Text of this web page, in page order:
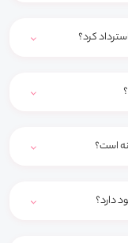
کرد؟
است؟
دارد؟